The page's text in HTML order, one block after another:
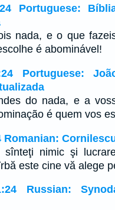
Portuguese:
nada, e o que
é abominável!
Portuguese:
do nada, e a
é quem vos
Romanian:
nimic şi
este cine vă alege
Russian: